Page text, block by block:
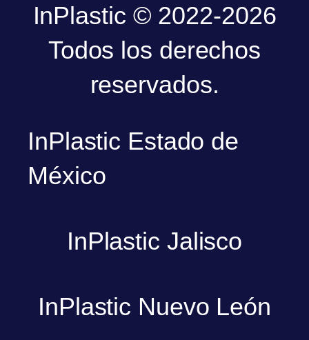
InPlastic © 2022-2026
Todos los derechos
reservados.
InPlastic Estado de
México
InPlastic Jalisco
InPlastic Nuevo León